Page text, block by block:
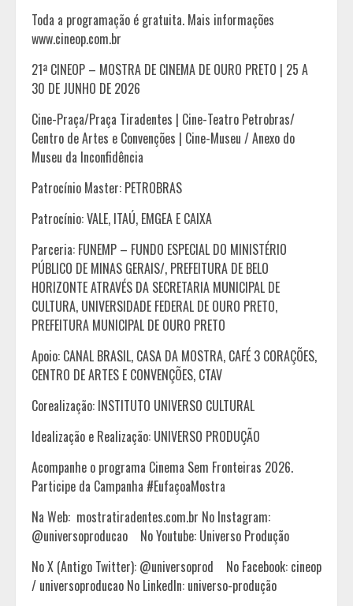
Toda a programação é gratuita. Mais informações
www.cineop.com.br
21ª CINEOP – MOSTRA DE CINEMA DE OURO PRETO | 25 A
30 DE JUNHO DE 2026
Cine-Praça/Praça Tiradentes | Cine-Teatro Petrobras/
Centro de Artes e Convenções | Cine-Museu / Anexo do
Museu da Inconfidência
Patrocínio Master: PETROBRAS
Patrocínio: VALE, ITAÚ, EMGEA E CAIXA
Parceria: FUNEMP – FUNDO ESPECIAL DO MINISTÉRIO
PÚBLICO DE MINAS GERAIS/, PREFEITURA DE BELO
HORIZONTE ATRAVÉS DA SECRETARIA MUNICIPAL DE
CULTURA, UNIVERSIDADE FEDERAL DE OURO PRETO,
PREFEITURA MUNICIPAL DE OURO PRETO
Apoio: CANAL BRASIL, CASA DA MOSTRA, CAFÉ 3 CORAÇÕES,
CENTRO DE ARTES E CONVENÇÕES, CTAV
Corealização: INSTITUTO UNIVERSO CULTURAL
Idealização e Realização: UNIVERSO PRODUÇÃO
Acompanhe o programa Cinema Sem Fronteiras 2026.
Participe da Campanha #EufaçoaMostra
Na Web: mostratiradentes.com.br No Instagram:
@universoproducao No Youtube: Universo Produção
No X (Antigo Twitter): @universoprod No Facebook: cineop
/ universoproducao No LinkedIn: universo-produção